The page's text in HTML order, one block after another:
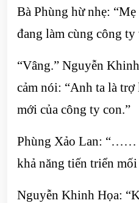
Bà Phùng hừ nhẹ:
đang làm cùng công
“Vâng.” Nguyễn
cảm nói: “Anh ta là
mới của công ty con.”
Phùng Xảo Lan: “……
khả năng tiến triển mối
Nguyễn Khinh Họa: